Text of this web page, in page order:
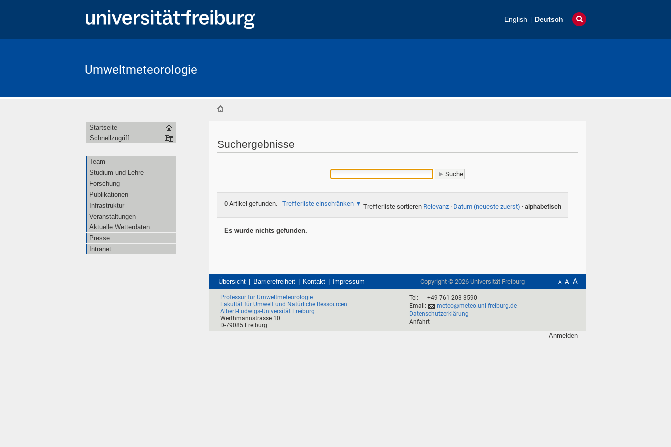
English Deutsch
Umweltmeteorologie
Suchergebnisse
0Artikel gefunden. Trefferliste einschränken Trefferliste sortieren Relevanz · Datum (neueste zuerst) · alphabetisch
Es wurde nichts gefunden.
Startseite
Schnellzugriff
Team
Studium und Lehre
Forschung
Publikationen
Infrastruktur
Veranstaltungen
Aktuelle Wetterdaten
Presse
Intranet
Übersicht Barrierefreiheit Kontakt Impressum A A A
Copyright © 2026Universität Freiburg
Professur für Umweltmeteorologie
Fakultät für Umwelt und Natürliche Ressourcen
Albert-Ludwigs-Universität Freiburg
Werthmannstrasse 10
D-79085 Freiburg
Tel:
+49 761 203 3590
Email:
meteo@meteo.uni-freiburg.de
Datenschutzerklärung
Anfahrt
Anmelden